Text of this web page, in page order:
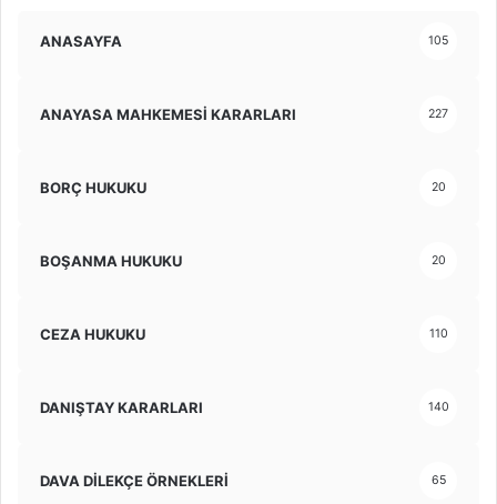
ANASAYFA 105
ANAYASA MAHKEMESİ KARARLARI 227
BORÇ HUKUKU 20
BOŞANMA HUKUKU 20
CEZA HUKUKU 110
DANIŞTAY KARARLARI 140
DAVA DİLEKÇE ÖRNEKLERİ 65